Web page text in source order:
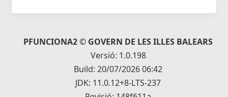
PFUNCIONA2 © GOVERN DE LES ILLES BALEARS
Versió: 1.0.198
Build: 20/07/2026 06:42
JDK: 11.0.12+8-LTS-237